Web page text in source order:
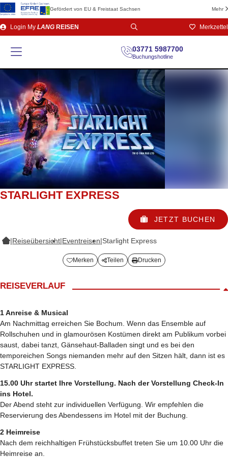
Gefördert von EU & Freistaat Sachsen Mehr
Direkt
zum
Login My LANG REISEN Merkzettel
03771 5987700
Buchungshotline
STARLIGHT EXPRESS
JETZT BUCHEN
|Reiseübersicht|Eventreisen|Starlight Express
Merken Teilen Drucken
REISEVERLAUF
1 Anreise & Musical
Am Nachmittag erreichen Sie Bochum. Wenn das Ensemble auf
Rollschuhen und in glamourösen Kostümen direkt am Publikum vorbei
saust, dabei tanzt, Gänsehaut-Balladen singt und es bei den
temporeichen Songs niemanden mehr auf den Sitzen hält, dann ist es
STARLIGHT EXPRESS.
15.00 Uhr startet Ihre Vorstellung. Nach der Vorstellung Check-In
ins Hotel.
Der Abend steht zur individuellen Verfügung. Wir empfehlen die
Reservierung des Abendessens im Hotel mit der Buchung.
2 Heimreise
Nach dem reichhaltigen Frühstücksbuffet treten Sie um 10.00 Uhr die
Heimreise an.